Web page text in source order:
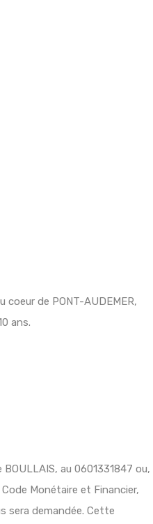
coeur de PONT-AUDEMER,
ans.
au 0601331847 ou,
Monétaire et Financier,
sera demandée. Cette